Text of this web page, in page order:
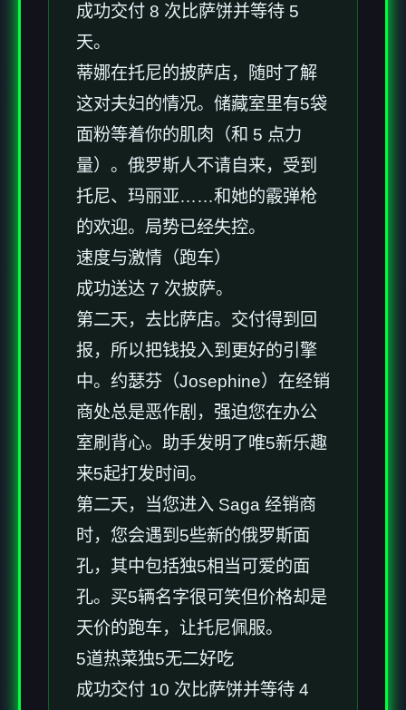
成功交付 8 次比萨饼并等待 5
天。
蒂娜在托尼的披萨店，随时了解
这对夫妇的情况。储藏室里有5袋
面粉等着你的肌肉（和 5 点力
量）。俄罗斯人不请自来，受到
托尼、玛丽亚……和她的霰弹枪
的欢迎。局势已经失控。
速度与激情（跑车）
成功送达 7 次披萨。
第二天，去比萨店。交付得到回
报，所以把钱投入到更好的引擎
中。约瑟芬（Josephine）在经销
商处总是恶作剧，强迫您在办公
室刷背心。助手发明了唯5新乐趣
来5起打发时间。
第二天，当您进入 Saga 经销商
时，您会遇到5些新的俄罗斯面
孔，其中包括独5相当可爱的面
孔。买5辆名字很可笑但价格却是
天价的跑车，让托尼佩服。
5道热菜独5无二好吃
成功交付 10 次比萨饼并等待 4